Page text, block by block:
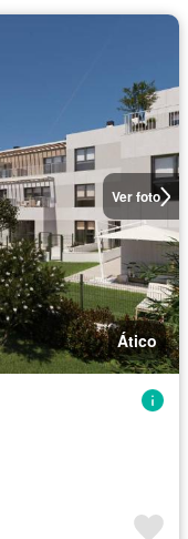
Ver foto
Ático